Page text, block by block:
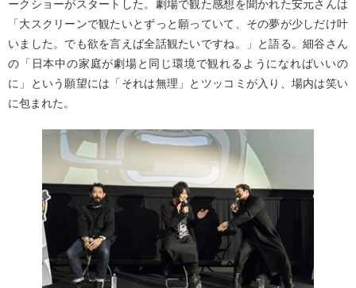
ークショーがスタートした。劇場で観た感想を聞かれた安元さんは
「大スクリーンで観たいとずっと願っていて、その夢が少しだけ叶
いました。でも欲を言えば全話観たいですね。」と語る。細谷さん
の「日本中の家庭が劇場と同じ環境で観れるようになればいいの
に」という願望には「それは無理」とツッコミが入り、場内は笑い
に包まれた。